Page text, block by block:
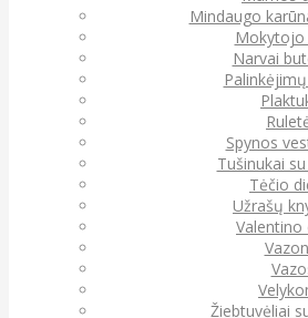
Mindaugo
Mokytojo
Narvai
Spynos
Tušinukai
Tėčio
Užrašų
Valentino
Žiebtuvėliai